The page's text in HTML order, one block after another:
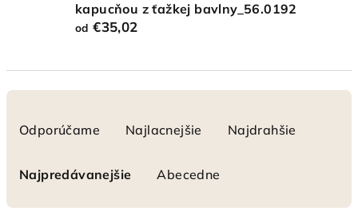
kapucňou z ťažkej bavlny_56.0192
od €35,02
Odporúčame Najlacnejšie Najdrahšie
Najpredávanejšie Abecedne